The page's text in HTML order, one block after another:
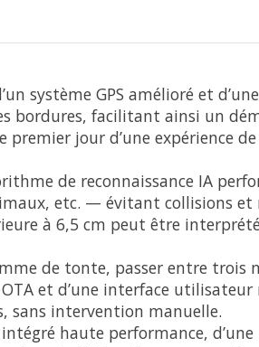
système GPS amélioré et
bordures, facilitant ainsi un
jour d’une expérience
de reconnaissance IA
etc. — évitant collisions
à 6,5 cm peut être
de tonte, passer entre trois
et d’une interface
sans intervention manuelle.
haute performance,